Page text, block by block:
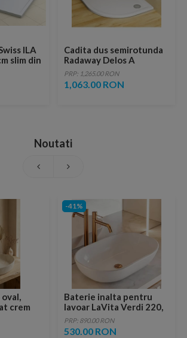
ILA
slim din
alb
Cadita dus semirotunda
Radaway Delos A
100x100x5 cm acrilica
PRP: 1,265.00 RON
1,063.00 RON
Noutati
crem
-41%
Baterie inalta pentru
lavoar LaVita Verdi 220,
fara ventil, brushed
copper
PRP: 890.00 RON
530.00 RON